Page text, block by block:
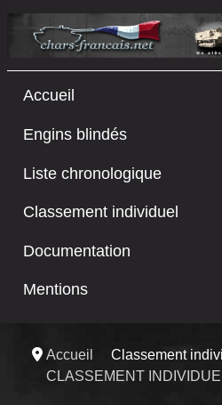
Accueil
Engins blindés
Liste chronologique
Classement individuel
Documentation
Mentions
Accueil Classement
CLASSEMENT